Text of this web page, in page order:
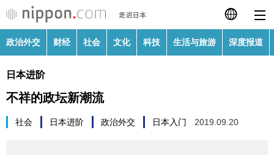
日本語
政治外交
政治外交 财经 社会 文化 科技 生活与旅游 深度报道
日本进阶
不祥的政坛新潮流
社会 日本进阶 政治外交 日本入门 2019.09.20